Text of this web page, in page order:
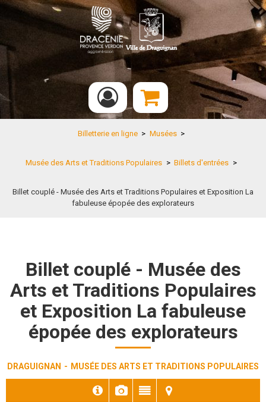
Billetterie en ligne > Musées >
Musée des Arts et Traditions Populaires > Billets d'entrées >
Billet couplé - Musée des Arts et Traditions Populaires et Exposition La
fabuleuse épopée des explorateurs
Billet couplé - Musée des
Arts et Traditions Populaires
et Exposition La fabuleuse
épopée des explorateurs
DRAGUIGNAN MUSÉE DES ARTS ET TRADITIONS POPULAIRES